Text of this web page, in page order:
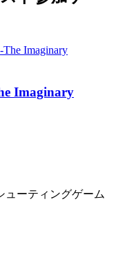
Imaginary
ューティングゲーム